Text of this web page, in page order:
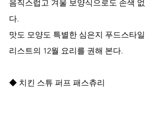
음직스럽고 겨울 보양식으로도 손색 없
다.
맛도 모양도 특별한 심은지 푸드스타일
리스트의 12월 요리를 권해 본다.
◆ 치킨 스튜 퍼프 패스츄리